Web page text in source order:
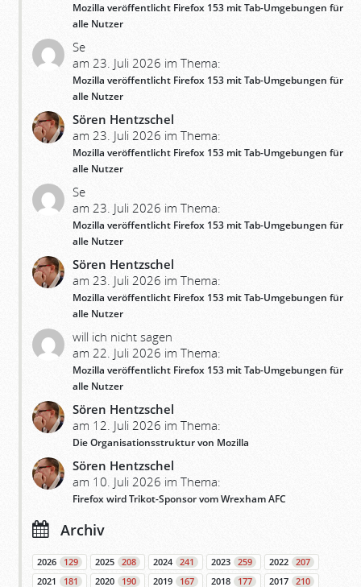
Mozilla veröffentlicht Firefox 153 mit Tab-Umgebungen für
alle Nutzer
Se
am 23. Juli 2026 im Thema:
Mozilla veröffentlicht Firefox 153 mit Tab-Umgebungen für
alle Nutzer
Sören Hentzschel
am 23. Juli 2026 im Thema:
Mozilla veröffentlicht Firefox 153 mit Tab-Umgebungen für
alle Nutzer
Se
am 23. Juli 2026 im Thema:
Mozilla veröffentlicht Firefox 153 mit Tab-Umgebungen für
alle Nutzer
Sören Hentzschel
am 23. Juli 2026 im Thema:
Mozilla veröffentlicht Firefox 153 mit Tab-Umgebungen für
alle Nutzer
will ich nicht sagen
am 22. Juli 2026 im Thema:
Mozilla veröffentlicht Firefox 153 mit Tab-Umgebungen für
alle Nutzer
Sören Hentzschel
am 12. Juli 2026 im Thema:
Die Organisationsstruktur von Mozilla
Sören Hentzschel
am 10. Juli 2026 im Thema:
Firefox wird Trikot-Sponsor vom Wrexham AFC
Archiv
2026 129 2025 208 2024 241 2023 259 2022
207
2021
181 2020 190 2019 167 2018 177 2017 210